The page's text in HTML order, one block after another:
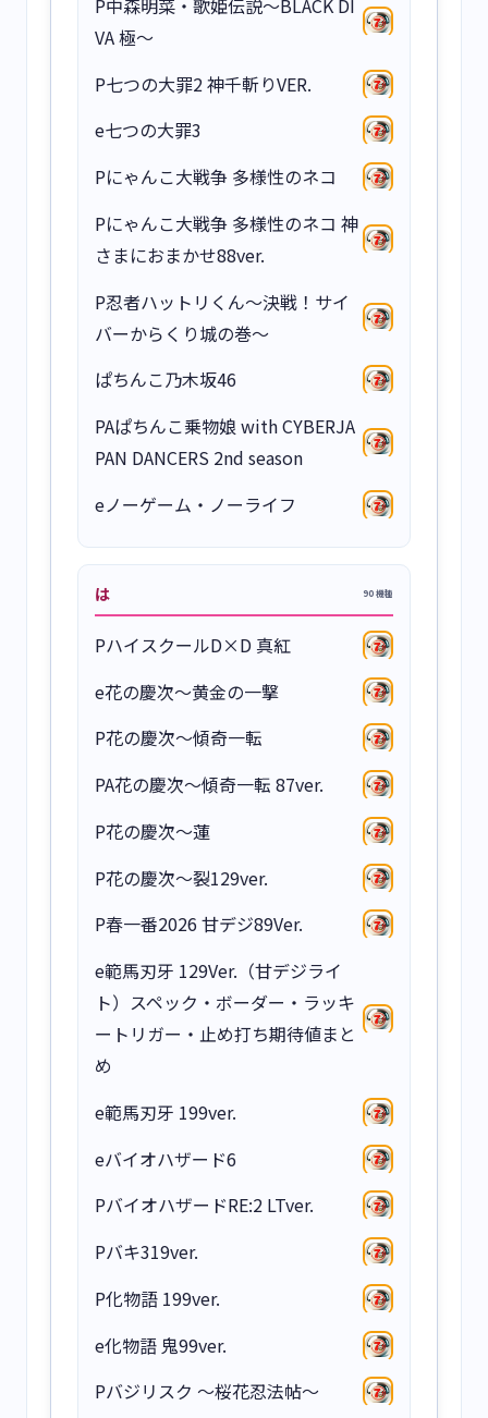
P中森明菜・歌姫伝説～BLACK DI
VA 極～
P七つの大罪2 神千斬りVER.
e七つの大罪3
Pにゃんこ大戦争 多様性のネコ
Pにゃんこ大戦争 多様性のネコ 神
さまにおまかせ88ver.
P忍者ハットリくん～決戦！サイ
バーからくり城の巻～
ぱちんこ乃木坂46
PAぱちんこ乗物娘 with CYBERJA
PAN DANCERS 2nd season
eノーゲーム・ノーライフ
は 90 機種
PハイスクールD×D 真紅
e花の慶次～黄金の一撃
P花の慶次～傾奇一転
PA花の慶次～傾奇一転 87ver.
P花の慶次～蓮
P花の慶次～裂129ver.
P春一番2026 甘デジ89Ver.
e範馬刃牙 129Ver.（甘デジライ
ト）スペック・ボーダー・ラッキ
ートリガー・止め打ち期待値まと
め
e範馬刃牙 199ver.
eバイオハザード6
PバイオハザードRE:2 LTver.
Pバキ319ver.
P化物語 199ver.
e化物語 鬼99ver.
Pバジリスク ～桜花忍法帖～